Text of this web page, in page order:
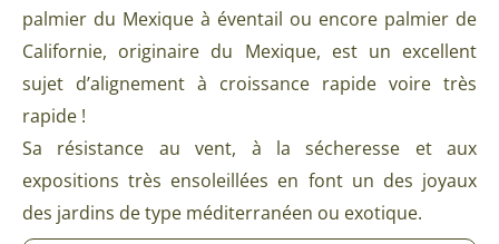
palmier du Mexique à éventail ou encore palmier de
Californie, originaire du Mexique, est un excellent
sujet d’alignement à croissance rapide voire très
rapide !
Sa résistance au vent, à la sécheresse et aux
expositions très ensoleillées en font un des joyaux
des jardins de type méditerranéen ou exotique.